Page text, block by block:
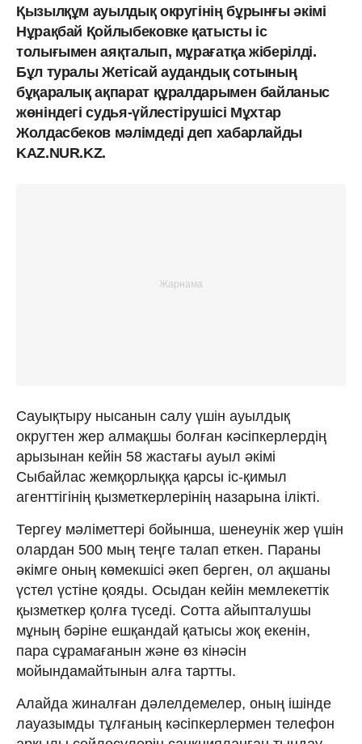
Қызылқұм ауылдық округінің бұрынғы әкімі
Нұрақбай Қойлыбековке қатысты іс
толығымен аяқталып, мұрағатқа жіберілді.
Бұл туралы Жетісай аудандық сотының
бұқаралық ақпарат құралдарымен байланыс
жөніндегі судья-үйлестірушісі Мұхтар
Жолдасбеков мәлімдеді деп хабарлайды
KAZ.NUR.KZ.
Сауықтыру нысанын салу үшін ауылдық
округтен жер алмақшы болған кәсіпкерлердің
арызынан кейін 58 жастағы ауыл әкімі
Сыбайлас жемқорлыққа қарсы іс-қимыл
агенттігінің қызметкерлерінің назарына ілікті.
Тергеу мәліметтері бойынша, шенеунік жер үшін
олардан 500 мың теңге талап еткен. Параны
әкімге оның көмекшісі әкеп берген, ол ақшаны
үстел үстіне қояды. Осыдан кейін мемлекеттік
қызметкер қолға түседі. Сотта айыпталушы
мұның бәріне ешқандай қатысы жоқ екенін,
пара сұрамағанын және өз кінәсін
мойындамайтынын алға тартты.
Алайда жиналған дәлелдемелер, оның ішінде
лауазымды тұлғаның кәсіпкерлермен телефон